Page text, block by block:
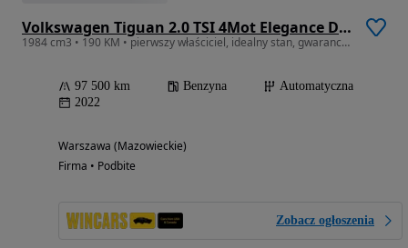
Volkswagen Tiguan 2.0 TSI 4Mot Elegance DSG
1984 cm3 • 190 KM • pierwszy właściciel, idealny stan, gwarancja na silnik i skrzynię bieg
97 500 km Benzyna
Automatyczna
2022
Warszawa (Mazowieckie)
Firma • Podbite
Zobacz ogłoszenia